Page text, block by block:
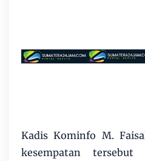
Kadis Kominfo M.
kesempatan tersebut